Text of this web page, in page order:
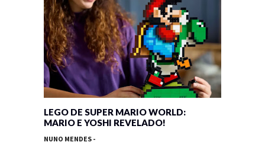
LEGO DE SUPER MARIO WORLD:
MARIO E YOSHI REVELADO!
NUNO MENDES -